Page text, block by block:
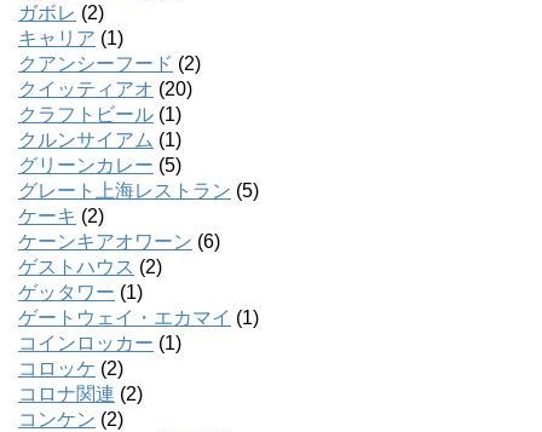
ガボレ (2)
キャリア (1)
クアンシーフード (2)
クイッティアオ (20)
クラフトビール (1)
クルンサイアム (1)
グリーンカレー (5)
グレート上海レストラン (5)
ケーキ (2)
ケーンキアオワーン (6)
ゲストハウス (2)
ゲッタワー (1)
ゲートウェイ・エカマイ (1)
コインロッカー (1)
コロッケ (2)
コロナ関連 (2)
コンケン (2)